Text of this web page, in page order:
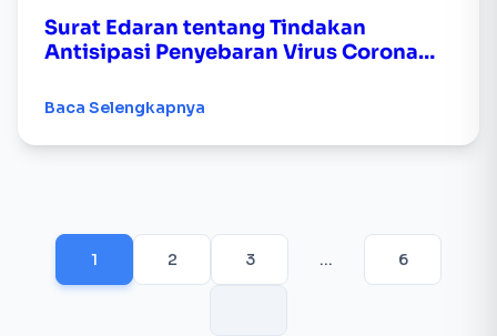
Surat Edaran tentang Tindakan
Antisipasi Penyebaran Virus Corona
Salatiga
Baca Selengkapnya
1 2 3 … 6